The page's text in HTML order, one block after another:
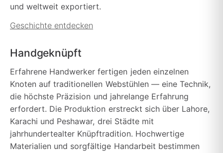
und weltweit exportiert.
Geschichte entdecken
Handgeknüpft
Erfahrene Handwerker fertigen jeden einzelnen
Knoten auf traditionellen Webstühlen — eine Technik,
die höchste Präzision und jahrelange Erfahrung
erfordert. Die Produktion erstreckt sich über Lahore,
Karachi und Peshawar, drei Städte mit
jahrhundertealter Knüpftradition. Hochwertige
Materialien und sorgfältige Handarbeit bestimmen